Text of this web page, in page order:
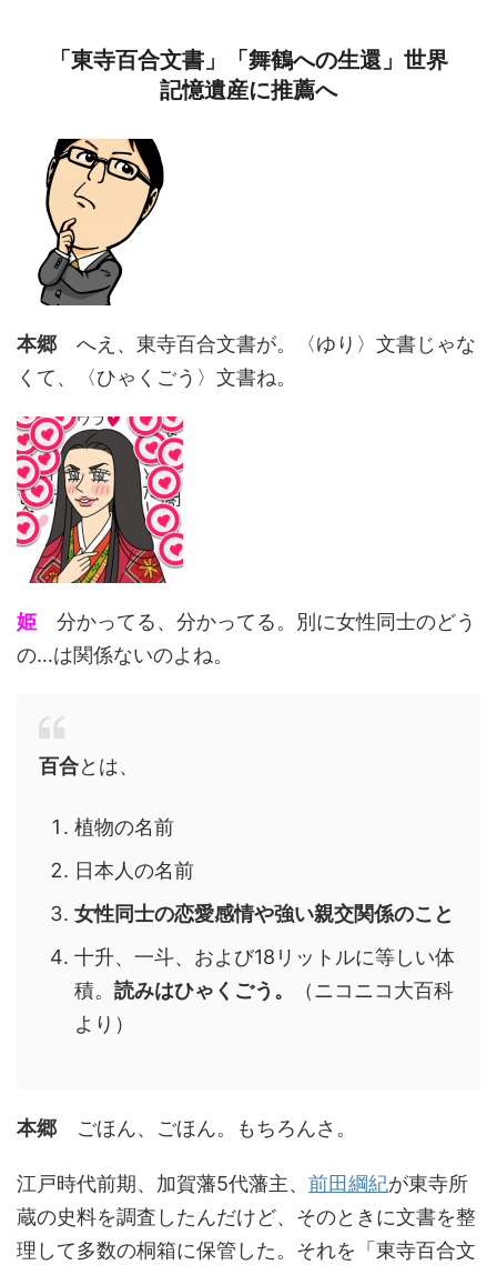
「東寺百合文書」「舞鶴への生還」世界
記憶遺産に推薦へ
本郷 へえ、東寺百合文書が。〈ゆり〉文書じゃな
くて、〈ひゃくごう〉文書ね。
姫 分かってる、分かってる。別に女性同士のどう
の…は関係ないのよね。
百合とは、
植物の名前
日本人の名前
女性同士の恋愛感情や強い親交関係のこと
十升、一斗、および18リットルに等しい体
積。 読みはひゃくごう。
（ニコニコ大百科
より）
本郷 ごほん、ごほん。もちろんさ。
江戸時代前期、加賀藩5代藩主、 前田綱紀が東寺所
蔵の史料を調査したんだけど、そのときに文書を整
理して多数の桐箱に保管した。それを「東寺百合文